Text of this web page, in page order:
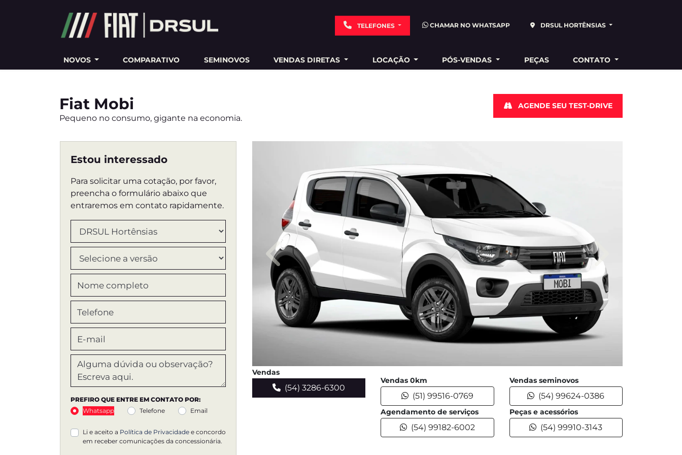
TELEFONES DRSUL HORTÊNSIAS
CHAMAR NO WHATSAPP
NOVOS COMPARATIVO SEMINOVOS VENDAS DIRETAS LOCAÇÃO PÓS-VENDAS PEÇAS CONTATO
Fiat Mobi
Pequeno no consumo, gigante na economia.
AGENDE SEU TEST-DRIVE
Estou interessado
Para solicitar uma cotação, por favor,
preencha o formulário abaixo que
entraremos em contato rapidamente.
PREFIRO QUE ENTRE EM CONTATO POR:
Whatsapp
Telefone Email
Li e aceito a Política de Privacidade e concordo
em receber comunicações da concessionária.
Anterior Próximo
Vendas
(54) 3286-6300
Vendas 0km
(51) 99516-0769
Vendas seminovos
(54) 99624-0386
Agendamento de serviços
(54) 99182-6002
Peças e acessórios
(54) 99910-3143